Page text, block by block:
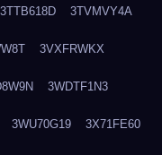
3TTB618D 3TVMVY4A
3VXFRWKX
3WDTF1N3
3WU70G19 3X71FE60